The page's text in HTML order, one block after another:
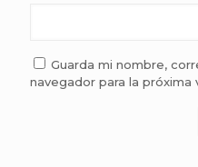
Guarda mi nombre,
navegador para la